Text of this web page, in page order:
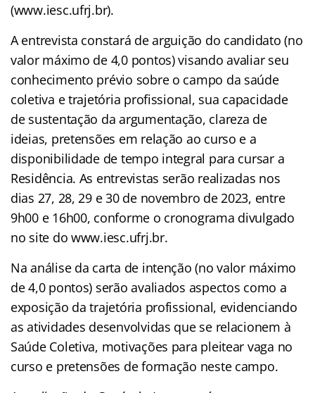
(www.iesc.ufrj.br).
A entrevista constará de arguição do candidato (no
valor máximo de 4,0 pontos) visando avaliar seu
conhecimento prévio sobre o campo da saúde
coletiva e trajetória profissional, sua capacidade
de sustentação da argumentação, clareza de
ideias, pretensões em relação ao curso e a
disponibilidade de tempo integral para cursar a
Residência. As entrevistas serão realizadas nos
dias 27, 28, 29 e 30 de novembro de 2023, entre
9h00 e 16h00, conforme o cronograma divulgado
no site do www.iesc.ufrj.br.
Na análise da carta de intenção (no valor máximo
de 4,0 pontos) serão avaliados aspectos como a
exposição da trajetória profissional, evidenciando
as atividades desenvolvidas que se relacionem à
Saúde Coletiva, motivações para pleitear vaga no
curso e pretensões de formação neste campo.